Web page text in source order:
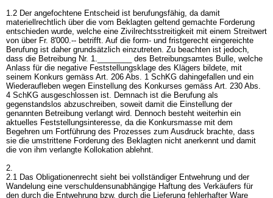
1.2 Der angefochtene Entscheid ist berufungsfähig, da damit
materiellrechtlich über die vom Beklagten geltend gemachte Forderung
entschieden wurde, welche eine Zivilrechtsstreitigkeit mit einem Streitwert
von über Fr. 8'000.-- betrifft. Auf die form- und fristgerecht eingereichte
Berufung ist daher grundsätzlich einzutreten. Zu beachten ist jedoch,
dass die Betreibung Nr. 1.________ des Betreibungsamtes Bulle, welche
Anlass für die negative Feststellungsklage des Klägers bildete, mit
seinem Konkurs gemäss Art. 206 Abs. 1 SchKG dahingefallen und ein
Wiederaufleben wegen Einstellung des Konkurses gemäss Art. 230 Abs.
4 SchKG ausgeschlossen ist. Demnach ist die Berufung als
gegenstandslos abzuschreiben, soweit damit die Einstellung der
genannten Betreibung verlangt wird. Dennoch besteht weiterhin ein
aktuelles Feststellungsinteresse, da die Konkursmasse mit dem
Begehren um Fortführung des Prozesses zum Ausdruck brachte, dass
sie die umstrittene Forderung des Beklagten nicht anerkennt und damit
die von ihm verlangte Kollokation ablehnt.
2.
2.1 Das Obligationenrecht sieht bei vollständiger Entwehrung und der
Wandelung eine verschuldensunabhängige Haftung des Verkäufers für
den durch die Entwehrung bzw. durch die Lieferung fehlerhafter Ware